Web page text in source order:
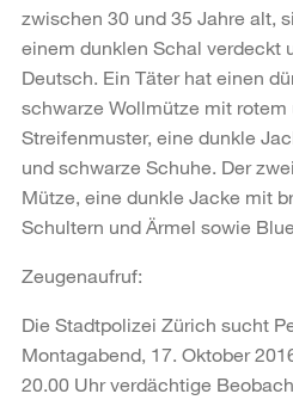
zwischen 30 und 35 Jahre alt,
einem dunklen Schal verdeckt
Deutsch. Ein Täter hat einen
schwarze Wollmütze mit rotem
Streifenmuster, eine dunkle
und schwarze Schuhe. Der
Mütze, eine dunkle Jacke mit
Schultern und Ärmel sowie
Zeugenaufruf:
Die Stadtpolizei Zürich sucht
Montagabend, 17. Oktober
20.00 Uhr verdächtige